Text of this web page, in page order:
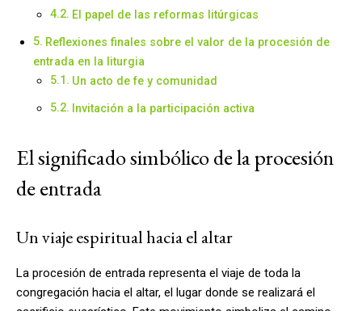
El papel de las reformas litúrgicas
Reflexiones finales sobre el valor de la procesión de
entrada en la liturgia
Un acto de fe y comunidad
Invitación a la participación activa
El significado simbólico de la procesión
de entrada
Un viaje espiritual hacia el altar
La procesión de entrada representa el viaje de toda la
congregación hacia el altar, el lugar donde se realizará el